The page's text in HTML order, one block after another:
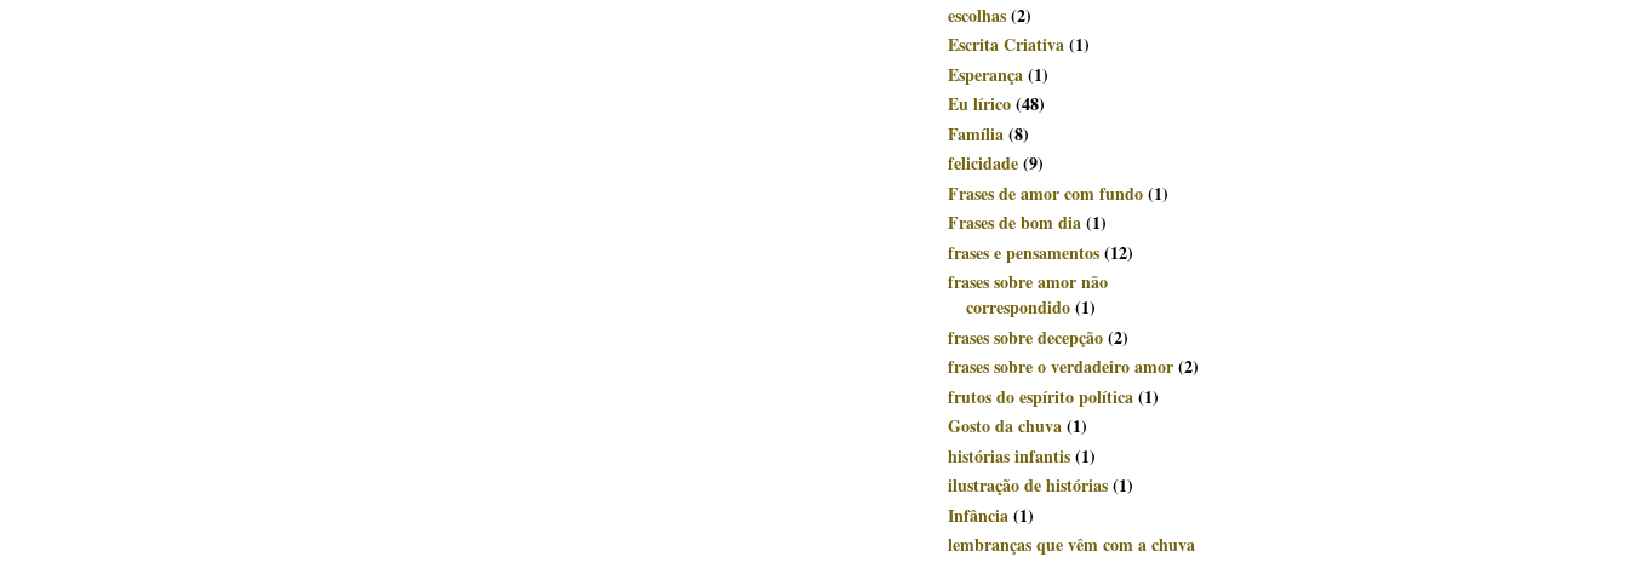
escolhas(2)
Escrita Criativa(1)
Esperança(1)
Eu lírico(48)
Família(8)
felicidade(9)
Frases de amor com fundo(1)
Frases de bom dia(1)
frases e pensamentos(12)
frases sobre amor não
correspondido(1)
frases sobre decepção(2)
frases sobre o verdadeiro amor(2)
frutos do espírito política(1)
Gosto da chuva(1)
histórias infantis(1)
ilustração de histórias(1)
Infância(1)
lembranças que vêm com a chuva